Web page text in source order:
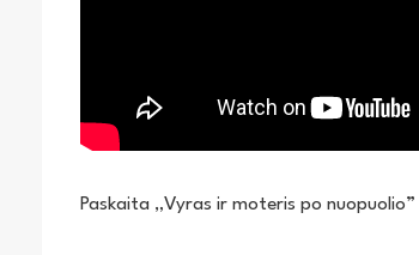
Paskaita „Vyras ir moteris po nuopuolio”